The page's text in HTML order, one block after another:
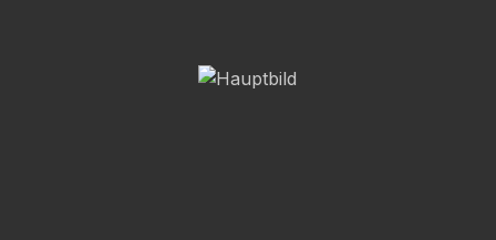
Přeskočit galerii obrázků